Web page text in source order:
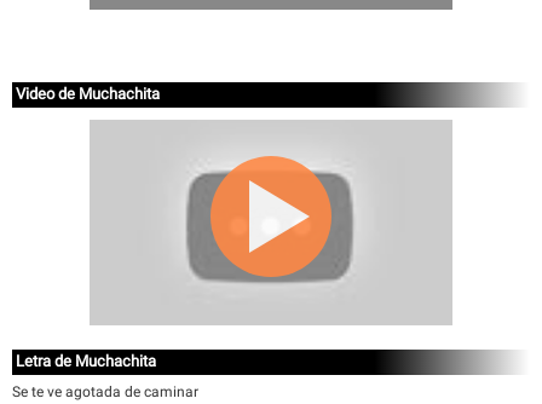
Video de Muchachita
Letra de Muchachita
Se te ve agotada de caminar